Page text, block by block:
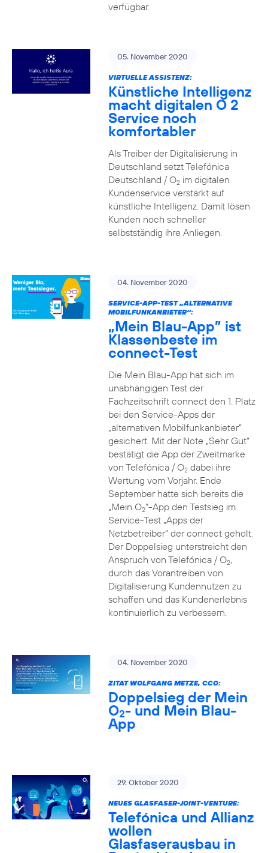
verfügbar.
05. November 2020
VIRTUELLE ASSISTENZ:
Künstliche Intelligenz
macht digitalen O 2
Service noch
komfortabler
Als Treiber der Digitalisierung in
Deutschland setzt Telefónica
Deutschland / O2im digitalen
Kundenservice verstärkt auf
künstliche Intelligenz. Damit lösen
Kunden noch schneller
selbstständig ihre Anliegen.
04. November 2020
SERVICE-APP-TEST „ALTERNATIVE
MOBILFUNKANBIETER“:
„Mein Blau-App” ist
Klassenbeste im
connect-Test
Die Mein Blau-App hat sich im
unabhängigen Test der
Fachzeitschrift connect den 1. Platz
bei den Service-Apps der
„alternativen Mobilfunkanbieter“
gesichert. Mit der Note „Sehr Gut“
bestätigt die App der Zweitmarke
von Telefónica / O2dabei ihre
Wertung vom Vorjahr. Ende
September hatte sich bereits die
„Mein O2“-App den Testsieg im
Service-Test „Apps der
Netzbetreiber“ der connect geholt.
Der Doppelsieg unterstreicht den
Anspruch von Telefónica / O2,
durch das Vorantreiben von
Digitalisierung Kundennutzen zu
schaffen und das Kundenerlebnis
kontinuierlich zu verbessern.
04. November 2020
ZITAT WOLFGANG METZE, CCO:
Doppelsieg der Mein
O2- und Mein Blau-
App
29. Oktober 2020
NEUES GLASFASER-JOINT-VENTURE:
Telefónica und Allianz
wollen
Glasfaserausbau in